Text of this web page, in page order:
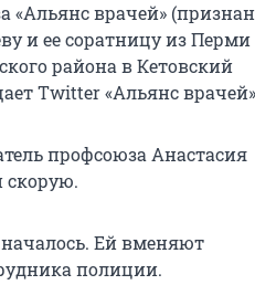
«Альянс врачей»
и ее соратницу из Перми
района в Кетовский
Twitter «Альянс
профсоюза Анастасия
скорую.
началось. Ей вменяют
полиции.